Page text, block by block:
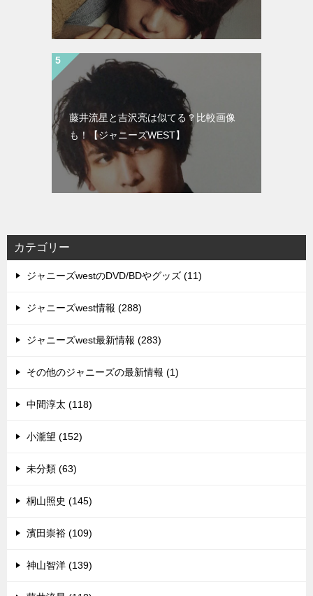
藤井流星と吉沢亮は似てる？比較画像
も！【ジャニーズWEST】
カテゴリー
ジャニーズwestのDVD/BDやグッズ (11)
ジャニーズwest情報 (288)
ジャニーズwest最新情報 (283)
その他のジャニーズの最新情報 (1)
中間淳太 (118)
小瀧望 (152)
未分類 (63)
桐山照史 (145)
濱田崇裕 (109)
神山智洋 (139)